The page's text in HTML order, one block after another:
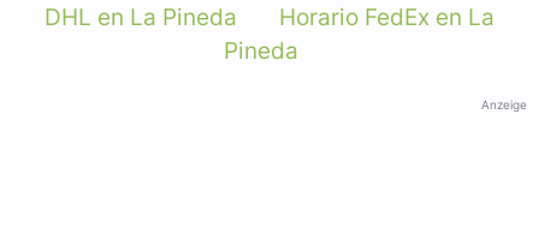
DHL en La Pineda
Horario FedEx en La
Pineda
Anzeige